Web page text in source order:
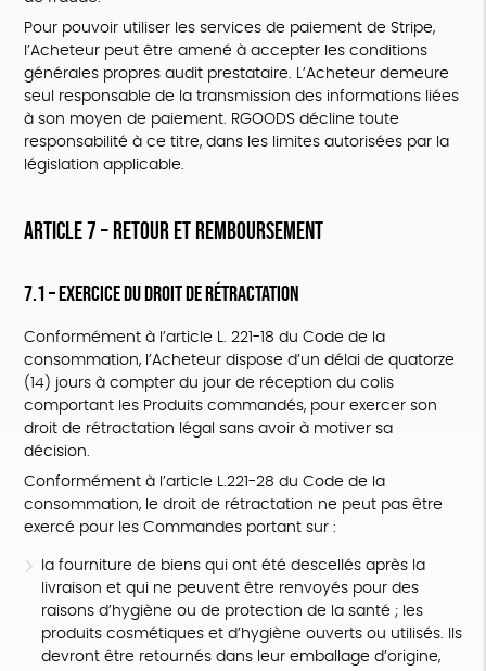
Pour pouvoir utiliser les services de paiement de Stripe,
l’Acheteur peut être amené à accepter les conditions
générales propres audit prestataire. L’Acheteur demeure
seul responsable de la transmission des informations liées
à son moyen de paiement. RGOODS décline toute
responsabilité à ce titre, dans les limites autorisées par la
législation applicable.
ARTICLE 7 – RETOUR ET REMBOURSEMENT
7.1 – Exercice du droit de rétractation
Conformément à l’article L. 221-18 du Code de la
consommation, l’Acheteur dispose d’un délai de quatorze
(14) jours à compter du jour de réception du colis
comportant les Produits commandés, pour exercer son
droit de rétractation légal sans avoir à motiver sa
décision.
Conformément à l’article L.221-28 du Code de la
consommation, le droit de rétractation ne peut pas être
exercé pour les Commandes portant sur :
la fourniture de biens qui ont été descellés après la
livraison et qui ne peuvent être renvoyés pour des
raisons d’hygiène ou de protection de la santé ; les
produits cosmétiques et d’hygiène ouverts ou utilisés. Ils
devront être retournés dans leur emballage d’origine,